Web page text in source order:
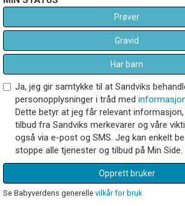
Prøver
Gravid
Har barn
Ja, jeg gir samtykke til at Sandviks
personopplysninger i tråd med
Dette betyr at jeg får relevant
tilbud fra Sandviks merkevarer og våre
også via e-post og SMS. Jeg kan enkelt
stoppe alle tjenester og tilbud på Min Side.
Opprett bruker
Se Babyverdens generelle vilkår for bruk